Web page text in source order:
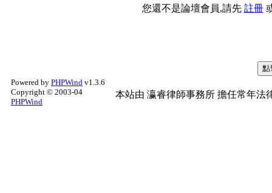
您還不是論壇會員,請先 註冊
Powered by PHPWind v1.3.6
Copyright © 2003-04
PHPWind
本站由 瀛睿律師事務所 擔任常年法